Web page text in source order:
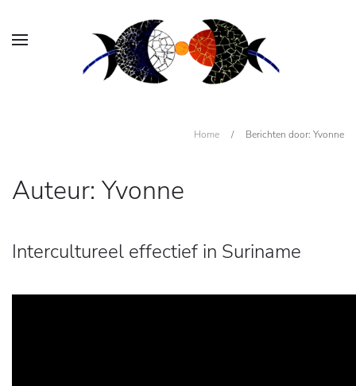
Home / Berichten door: Yvonne
Auteur: Yvonne
Intercultureel effectief in Suriname